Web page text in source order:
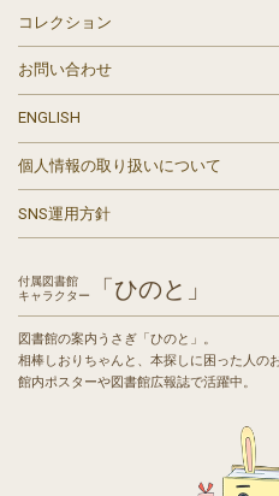
コレクション
お問い合わせ
ENGLISH
個人情報の取り扱いについて
SNS運用方針
付属図書館
キャラクター
「ひのと」
図書館の案内うさぎ「ひのと」。
相棒しおりちゃんと、本探しに困った人の
館内ポスターや図書館広報誌で活躍中。